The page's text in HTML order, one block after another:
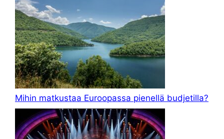
Mihin matkustaa Euroopassa pienellä budjetilla?